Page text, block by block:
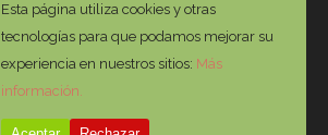
Esta página utiliza cookies y otras
tecnologías para que podamos mejorar su
experiencia en nuestros sitios: Más
información.